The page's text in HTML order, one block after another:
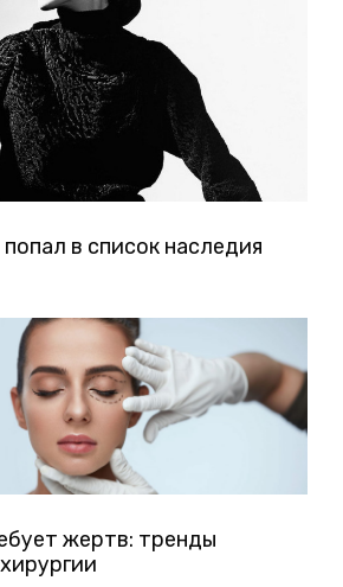
в список наследия
жертв: тренды